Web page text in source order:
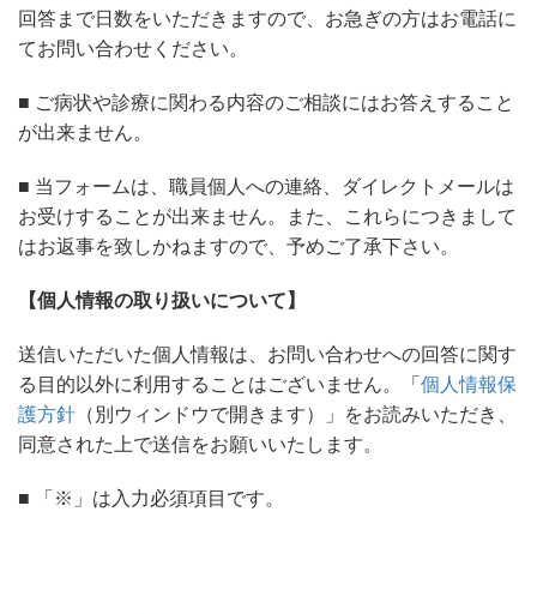
回答まで日数をいただきますので、お急ぎの方はお電話に
てお問い合わせください。
■ ご病状や診療に関わる内容のご相談にはお答えすること
が出来ません。
■ 当フォームは、職員個人への連絡、ダイレクトメールは
お受けすることが出来ません。また、これらにつきまして
はお返事を致しかねますので、予めご了承下さい。
【個人情報の取り扱いについて】
送信いただいた個人情報は、お問い合わせへの回答に関す
る目的以外に利用することはございません。「 個人情報保
護方針 （別ウィンドウで開きます）」をお読みいただき、
同意された上で送信をお願いいたします。
■ 「※」は入力必須項目です。